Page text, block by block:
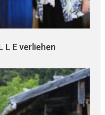
L E verliehen